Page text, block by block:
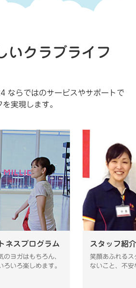
いクラブライフ
ならではのサービスやサポートで
実現します。
ネスプログラム
ヨガはもちろん、
いろ楽しめます。
スタッフ紹介
笑顔あふれるス
ないこと、不安